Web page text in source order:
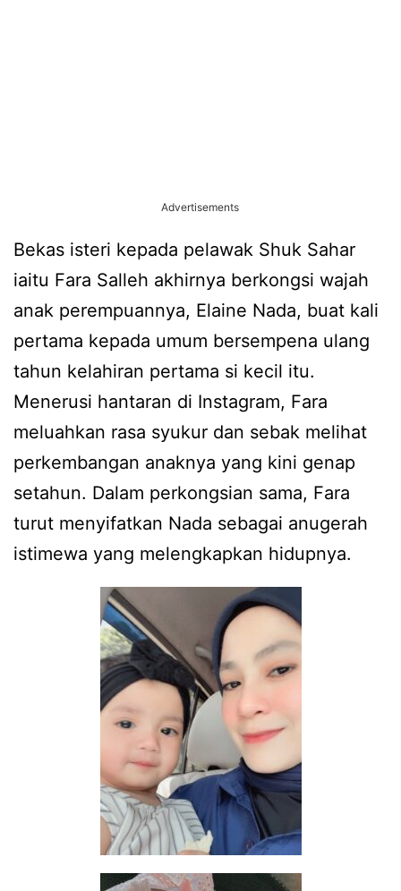
Advertisements
Bekas isteri kepada pelawak Shuk Sahar
iaitu Fara Salleh akhirnya berkongsi wajah
anak perempuannya, Elaine Nada, buat kali
pertama kepada umum bersempena ulang
tahun kelahiran pertama si kecil itu.
Menerusi hantaran di Instagram, Fara
meluahkan rasa syukur dan sebak melihat
perkembangan anaknya yang kini genap
setahun. Dalam perkongsian sama, Fara
turut menyifatkan Nada sebagai anugerah
istimewa yang melengkapkan hidupnya.